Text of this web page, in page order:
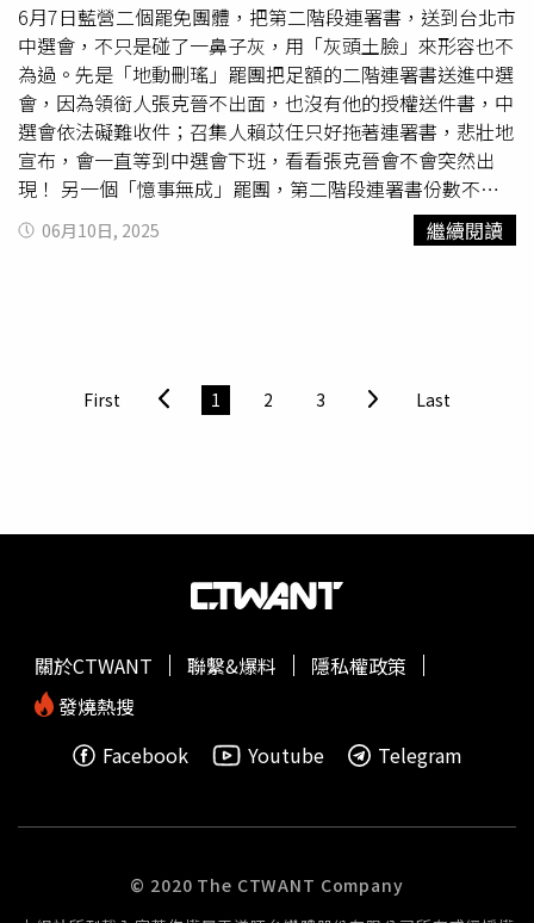
6月7日藍營二個罷免團體，把第二階段連署書，送到台北市
中選會，不只是碰了一鼻子灰，用「灰頭土臉」來形容也不
為過。先是「地動刪瑤」罷團把足額的二階連署書送進中選
會，因為領銜人張克晉不出面，也沒有他的授權送件書，中
選會依法礙難收件；召集人賴苡任只好拖著連署書，悲壯地
宣布，會一直等到中選會下班，看看張克晉會不會突然出
現！ 另一個「憶事無成」罷團，第二階段連署書份數不足
也來送件，結果當然只能含淚離開。民進黨立委林俊憲說，
民進黨毫無疑問全黨要大投入（罷免），既然進行割喉戰，
06月10日, 2025 繼續閱讀
First 1 2 3 Last
關於CTWANT 聯繫&爆料
隱私權政策
發燒熱搜
Facebook
Youtube Telegram
© 2020 The CTWANT Company